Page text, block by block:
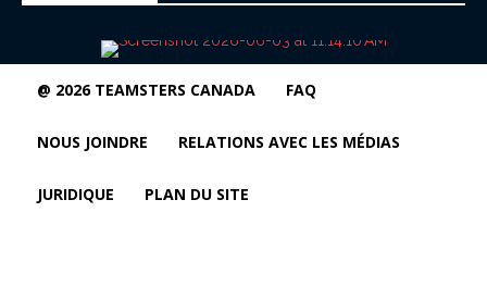
@ 2026 TEAMSTERS CANADA FAQ
NOUS JOINDRE RELATIONS AVEC LES MÉDIAS
JURIDIQUE PLAN DU SITE